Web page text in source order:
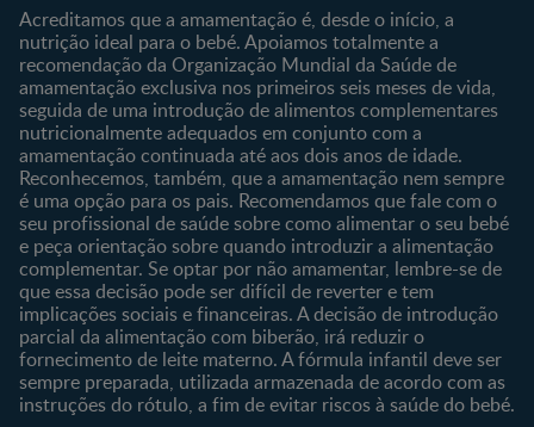
Sobre o Clube
Clube Bebé Nestlé
Entrar/Registe-se
Comprar
Os nossos produtos
As nossas marcas
Acreditamos que a amamentação é, desde o início, a
nutrição ideal para o bebé. Apoiamos totalmente a
recomendação da Organização Mundial da Saúde de
amamentação exclusiva nos primeiros seis meses de vida,
seguida de uma introdução de alimentos complementares
nutricionalmente adequados em conjunto com a
amamentação continuada até aos dois anos de idade.
Reconhecemos, também, que a amamentação nem sempre
é uma opção para os pais. Recomendamos que fale com o
seu profissional de saúde sobre como alimentar o seu bebé
e peça orientação sobre quando introduzir a alimentação
complementar. Se optar por não amamentar, lembre-se de
que essa decisão pode ser difícil de reverter e tem
implicações sociais e financeiras. A decisão de introdução
parcial da alimentação com biberão, irá reduzir o
fornecimento de leite materno. A fórmula infantil deve ser
sempre preparada, utilizada armazenada de acordo com as
instruções do rótulo, a fim de evitar riscos à saúde do bebé.